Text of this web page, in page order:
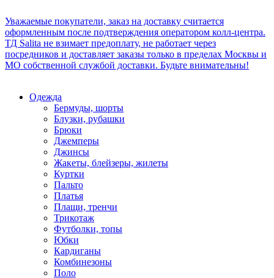
Уважаемые покупатели, заказ на доставку считается
оформленным после подтверждения оператором колл-центра.
ТД Salita не взимает предоплату, не работает через
посредников и доставляет заказы только в пределах Москвы и
МО собственной службой доставки. Будьте внимательны!
Одежда
Бермуды, шорты
Блузки, рубашки
Брюки
Джемперы
Джинсы
Жакеты, блейзеры, жилеты
Куртки
Пальто
Платья
Плащи, тренчи
Трикотаж
Футболки, топы
Юбки
Кардиганы
Комбинезоны
Поло